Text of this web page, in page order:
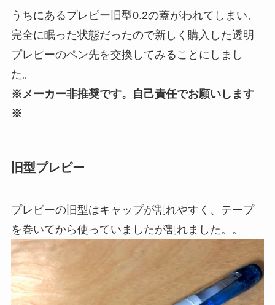
うちにあるプレピー旧型0.2の蓋がわれてしまい、
完全に眠った状態だったので新しく購入した透明
プレピーのペン先を交換してみることにしまし
た。
※メーカー非推奨です。自己責任でお願いします
※
旧型プレピー
プレピーの旧型はキャップが割れやすく、テープ
を巻いてから使っていましたが割れました。。